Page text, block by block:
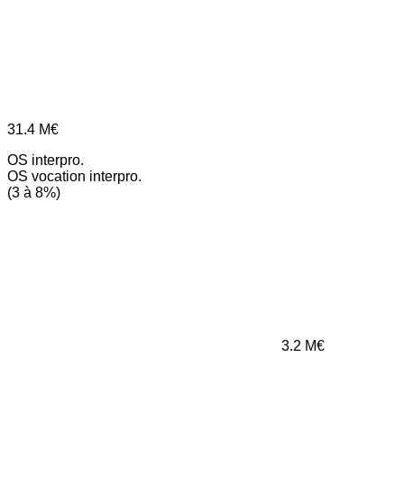
31.4 M€
OS interpro.
OS vocation interpro.
(3 à 8%)
3.2 M€